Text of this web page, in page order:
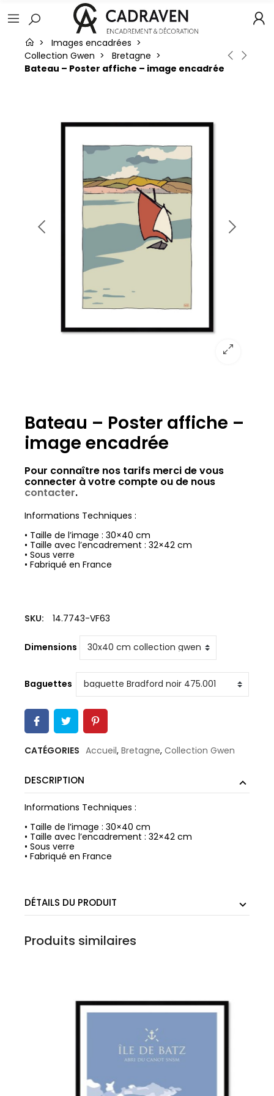
Images encadrées
Collection Gwen
Bretagne
Bateau – Poster affiche – image encadrée
Bateau – Poster affiche –
image encadrée
Pour connaître nos tarifs merci de vous
connecter à votre compte ou de nous
contacter.
Informations Techniques :
• Taille de l’image : 30×40 cm
• Taille avec l’encadrement : 32×42 cm
• Sous verre
• Fabriqué en France
SKU: 14.7743-VF63
Dimensions
Baguettes
CATÉGORIES Accueil, Bretagne, Collection Gwen
DESCRIPTION
Informations Techniques :
• Taille de l’image : 30×40 cm
• Taille avec l’encadrement : 32×42 cm
• Sous verre
• Fabriqué en France
DÉTAILS DU PRODUIT
Produits similaires